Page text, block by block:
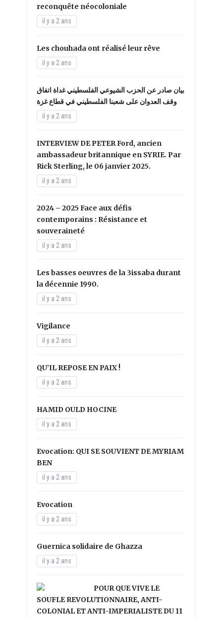
reconquête néocoloniale
il y a 2 ans
Les chouhada ont réalisé leur rêve
il y a 2 ans
بيان صادر عن الحزب الشيوعي الفلسطيني غداة اتفاق
وقف العدوان على شعبنا الفلسطيني في قطاع غزة
il y a 2 ans
INTERVIEW DE PETER Ford, ancien
ambassadeur britannique en SYRIE. Par
Rick Sterling, le 06 janvier 2025.
il y a 2 ans
2024 – 2025 Face aux défis
contemporains : Résistance et
souveraineté
il y a 2 ans
Les basses oeuvres de la 3issaba durant
la décennie 1990.
il y a 2 ans
Vigilance
il y a 2 ans
QU’IL REPOSE EN PAIX !
il y a 2 ans
HAMID OULD HOCINE
il y a 2 ans
Evocation: QUI SE SOUVIENT DE MYRIAM
BEN
il y a 2 ans
Evocation
il y a 2 ans
Guernica solidaire de Ghazza
il y a 2 ans
POUR QUE VIVE LE
SOUFLE REVOLUTIONNAIRE, ANTI-
COLONIAL ET ANTI-IMPERIALISTE DU 11